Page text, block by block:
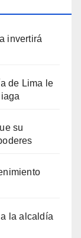
invertirá
de Lima le
su
la alcaldía